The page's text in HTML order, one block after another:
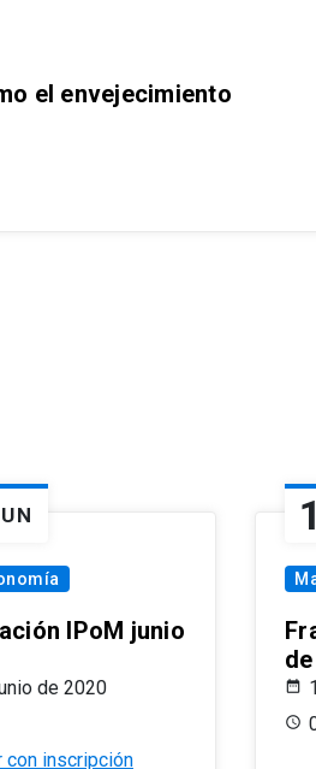
el envejecimiento
IPoM junio
de 2020
con inscripción